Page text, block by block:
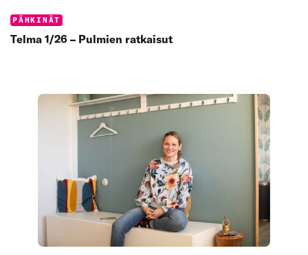
Categories:
PÄHKINÄT
Telma 1/26 – Pulmien ratkaisut